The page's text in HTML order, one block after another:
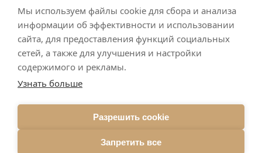
Мы используем файлы cookie для сбора и анализа
информации об эффективности и использовании
сайта, для предоставления функций социальных
сетей, а также для улучшения и настройки
содержимого и рекламы.
Узнать больше
Разрешить cookie
Запретить все
ImpressumDatenschutz
Подписывайтесь на меня в Телеграм
Подписаться
Брачное агентство в Германии